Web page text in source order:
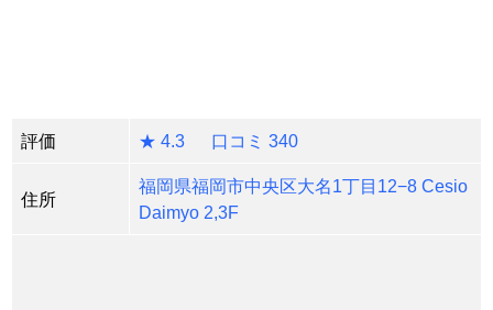
評価 ★ 4.3 口コミ 340
住所
福岡県福岡市中央区大名1丁目12−8 Cesio
Daimyo 2,3F